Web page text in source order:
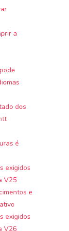
a
dos
é
exigidos
V25
e
exigidos
V26